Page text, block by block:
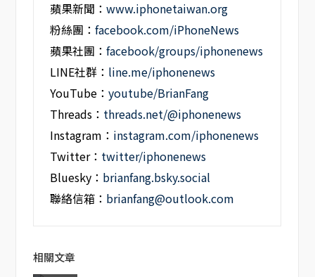
蘋果新聞：www.iphonetaiwan.org
粉絲團：facebook.com/iPhoneNews
蘋果社團：facebook/groups/iphonenews
LINE社群： line.me/iphonenews
YouTube：youtube/BrianFang
Threads： threads.net/@iphonenews
Instagram： instagram.com/iphonenews
Twitter： twitter/iphonenews
Bluesky： brianfang.bsky.social
聯絡信箱： brianfang@outlook.com
相關文章